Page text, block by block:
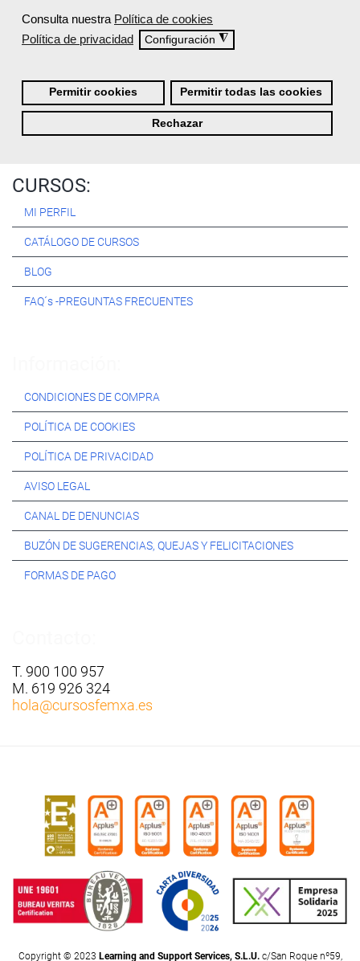
Consulta nuestra Política de cookies
Política de privacidad
Configuración ◮
Permitir cookies Permitir todas las cookies
Rechazar
Especialistas en consultoría y formación para el empleo
Nuestro objetivo diario es, única y exclusivamente, ayudarte a
conseguir tus metas profesionales ofreciéndote los mejores
CURSOS:
MI PERFIL
CATÁLOGO DE CURSOS
BLOG
FAQ´s -PREGUNTAS FRECUENTES
CONDICIONES DE COMPRA
POLÍTICA DE COOKIES
POLÍTICA DE PRIVACIDAD
AVISO LEGAL
CANAL DE DENUNCIAS
BUZÓN DE SUGERENCIAS, QUEJAS Y FELICITACIONES
FORMAS DE PAGO
T. 900 100 957
M. 619 926 324
hola@cursosfemxa.es
Copyright © 2023 Learning and Support Services, S.L.U.c/San Roque nº59,